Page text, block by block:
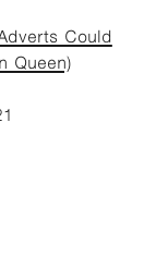
Could
Queen)